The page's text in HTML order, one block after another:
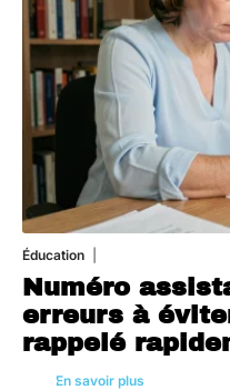
Éducation
Numéro
erreurs à
rappelé
En savoir plus